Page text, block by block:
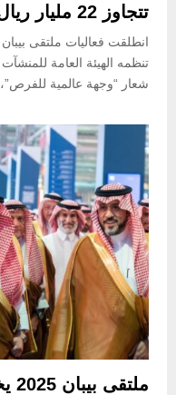
تتجاوز 22 مليار ريال في اليوم الأول
تنظمه الهيئة العامة
شعار “وجهة عالمية